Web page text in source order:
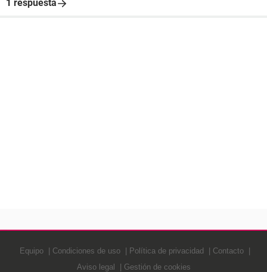
1 respuesta
Equipo Condiciones de uso Política de privacidad
Contacto
Aviso legal
Gestión de cookies